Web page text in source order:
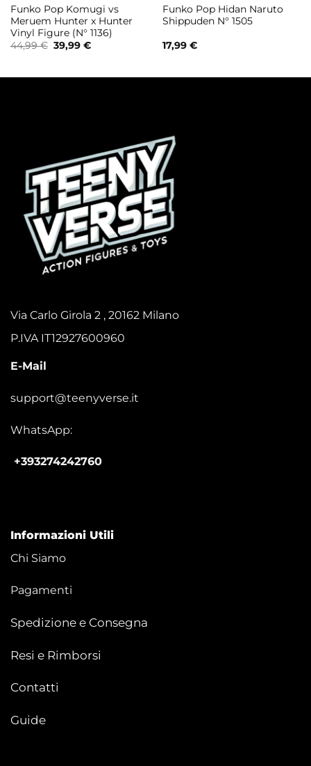
Funko Pop Komugi vs
Meruem Hunter x Hunter
Vinyl Figure (N° 1136)
44,99€ Il
prezzo
44,99 €.
39,99 €Il
39,99 €.
Funko Pop Hidan Naruto
Shippuden N° 1505
17,99 €
Via Carlo Girola 2 , 20162 Milano
P.IVA IT12927600960
E-Mail
support@teenyverse.it
WhatsApp:
+393274242760
Informazioni Utili
Chi Siamo
Pagamenti
Spedizione e Consegna
Resi e Rimborsi
Contatti
Guide